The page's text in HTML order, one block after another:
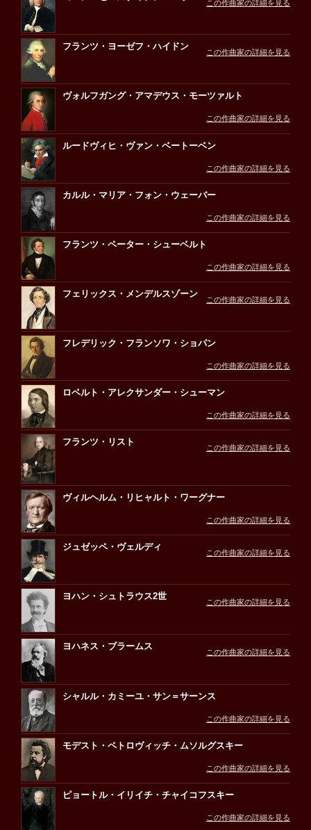
この作曲家の詳細を見る
フランツ・ヨーゼフ・ハイドン
この作曲家の詳細を見る
ヴォルフガング・アマデウス・モーツァルト
この作曲家の詳細を見る
ルードヴィヒ・ヴァン・ベートーベン
この作曲家の詳細を見る
カルル・マリア・フォン・ウェーバー
この作曲家の詳細を見る
フランツ・ペーター・シューベルト
この作曲家の詳細を見る
フェリックス・メンデルスゾーン
この作曲家の詳細を見る
フレデリック・フランソワ・ショパン
この作曲家の詳細を見る
ロベルト・アレクサンダー・シューマン
この作曲家の詳細を見る
フランツ・リスト
この作曲家の詳細を見る
ヴィルヘルム・リヒャルト・ワーグナー
この作曲家の詳細を見る
ジュゼッペ・ヴェルディ
この作曲家の詳細を見る
ヨハン・シュトラウス2世
この作曲家の詳細を見る
ヨハネス・ブラームス
この作曲家の詳細を見る
シャルル・カミーユ・サン＝サーンス
この作曲家の詳細を見る
モデスト・ペトロヴィッチ・ムソルグスキー
この作曲家の詳細を見る
ピョートル・イリイチ・チャイコフスキー
この作曲家の詳細を見る